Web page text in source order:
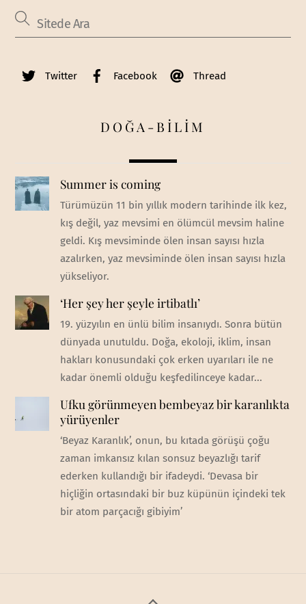
Twitter Facebook Thread
DOĞA-BİLİM
Summer is coming
Türümüzün 11 bin yıllık modern tarihinde ilk kez,
kış değil, yaz mevsimi en ölümcül mevsim haline
geldi. Kış mevsiminde ölen insan sayısı hızla
azalırken, yaz mevsiminde ölen insan sayısı hızla
yükseliyor.
‘Her şey her şeyle irtibatlı’
19. yüzyılın en ünlü bilim insanıydı. Sonra bütün
dünyada unutuldu. Doğa, ekoloji, iklim, insan
hakları konusundaki çok erken uyarıları ile ne
kadar önemli olduğu keşfedilinceye kadar...
Ufku görünmeyen bembeyaz bir karanlıkta
yürüyenler
‘Beyaz Karanlık’, onun, bu kıtada görüşü çoğu
zaman imkansız kılan sonsuz beyazlığı tarif
ederken kullandığı bir ifadeydi. ‘Devasa bir
hiçliğin ortasındaki bir buz küpünün içindeki tek
bir atom parçacığı gibiyim’